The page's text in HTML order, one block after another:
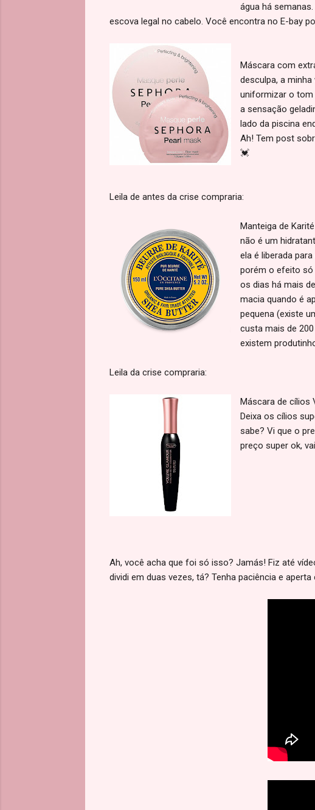
água há
escova legal no cabelo. Você encontra no E-bay
Máscara com
desculpa, a
uniformizar o tom
a sensação
lado da piscina
Ah! Tem post
💓
Leila de antes da crise compraria:
Manteiga de
não é um
ela é liberada
porém o efeito só
os dias há mais
macia quando é
pequena (existe
custa mais de
existem
Leila da crise compraria:
Máscara de cílios
Deixa os cílios
sabe? Vi que o
preço super ok,
Ah, você acha que foi só isso? Jamás! Fiz até
dividi em duas vezes, tá? Tenha paciência e aperta